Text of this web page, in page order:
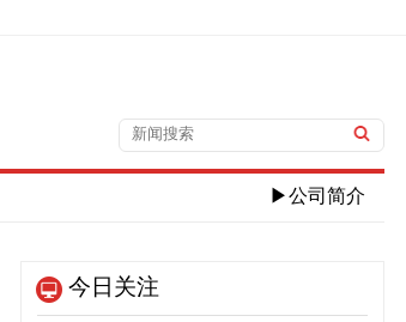
▶公司简介
今日关注